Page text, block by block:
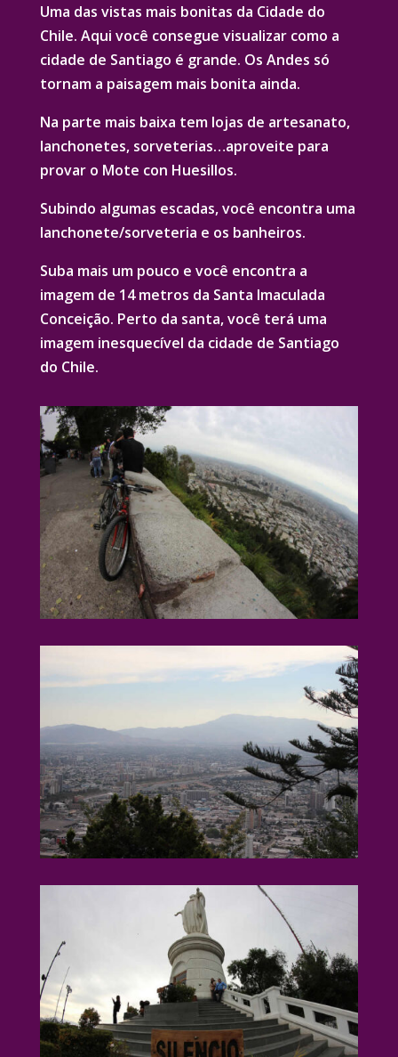
Uma das vistas mais bonitas da Cidade do
Chile. Aqui você consegue visualizar como a
cidade de Santiago é grande. Os Andes só
tornam a paisagem mais bonita ainda.
Na parte mais baixa tem lojas de artesanato,
lanchonetes, sorveterias…aproveite para
provar o Mote con Huesillos.
Subindo algumas escadas, você encontra uma
lanchonete/sorveteria e os banheiros.
Suba mais um pouco e você encontra a
imagem de 14 metros da Santa Imaculada
Conceição. Perto da santa, você terá uma
imagem inesquecível da cidade de Santiago
do Chile.